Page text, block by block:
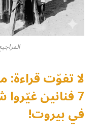
لا تفوّت
7 فنانين
في بيروت!